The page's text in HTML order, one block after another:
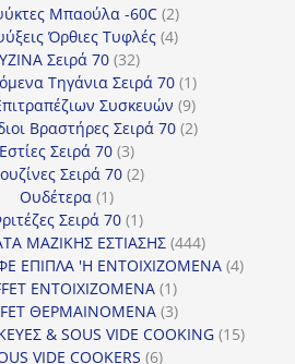
προϊόντα
Μπαούλα -60C 22
προϊόντα
Όρθιες Τυφλές 44
Σειρά 70 3232
προϊόντα
Τηγάνια Σειρά 70 11
προϊόν
Συσκευών 99
προϊόντα
Βραστήρες Σειρά 70 22
Εστίες Σειρά 70 33
προϊόντα
Σειρά 70 22
Ουδέτερα 11
προϊόν
Σειρά 70 11
προϊόν
ΜΑΖΙΚΗΣ ΕΣΤΙΑΣΗΣ 444444
προϊόντα
ΕΠΙΠΛΑ 'Η ΕΝΤΟΙΧΙΖΟΜΕΝΑ 44
ΕΝΤΟΙΧΙΖΟΜΕΝΑ 11
προϊόν
ΘΕΡΜΑΙΝΟΜΕΝΑ 33
προϊόντα
& SOUS VIDE COOKING 1515
VIDE COOKERS 66